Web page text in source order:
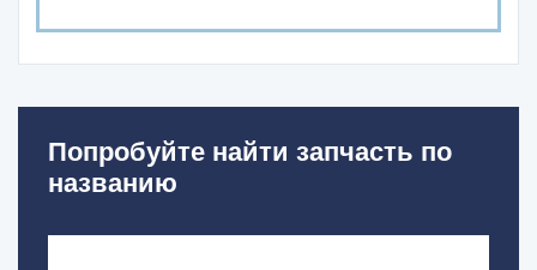
Попробуйте найти запчасть по
названию